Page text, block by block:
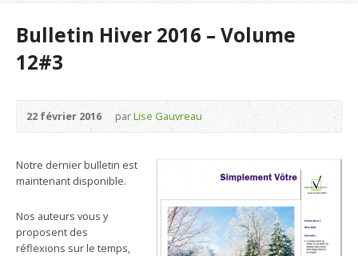
Bulletin Hiver 2016 – Volume
12#3
22 février 2016 parLise Gauvreau
Notre dernier bulletin est
maintenant disponible.
Nos auteurs vous y
proposent des
réflexions sur le temps,